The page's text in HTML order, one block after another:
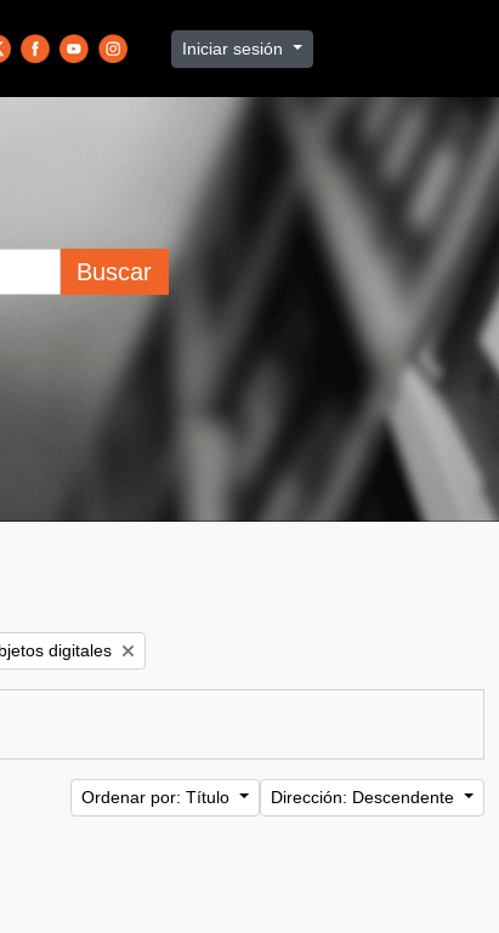
Iniciar sesión
Buscar
filter:digitales
Ordenar por: Título Dirección: Descendente